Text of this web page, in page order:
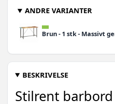
BESKRIVELSE
Stilrent
ANDRE VARIANTER
Brun - 1 stk - Massivt